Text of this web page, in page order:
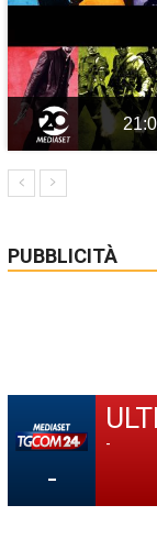
PUBBLICITÀ
-
-